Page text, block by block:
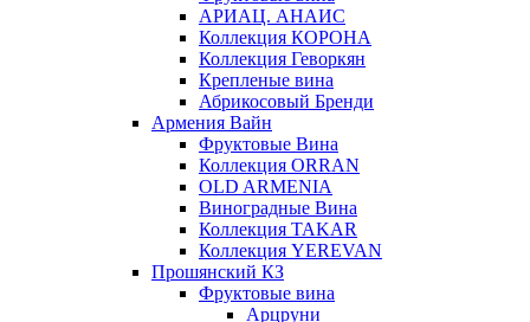
АРИАЦ. АНАИС
Коллекция КОРОНА
Коллекция Геворкян
Крепленые вина
Абрикосовый Бренди
Армения Вайн
Фруктовые Вина
Коллекция ORRAN
OLD ARMENIA
Виноградные Вина
Коллекция TAKAR
Коллекция YEREVAN
Прошянский КЗ
Фруктовые вина
Арцруни